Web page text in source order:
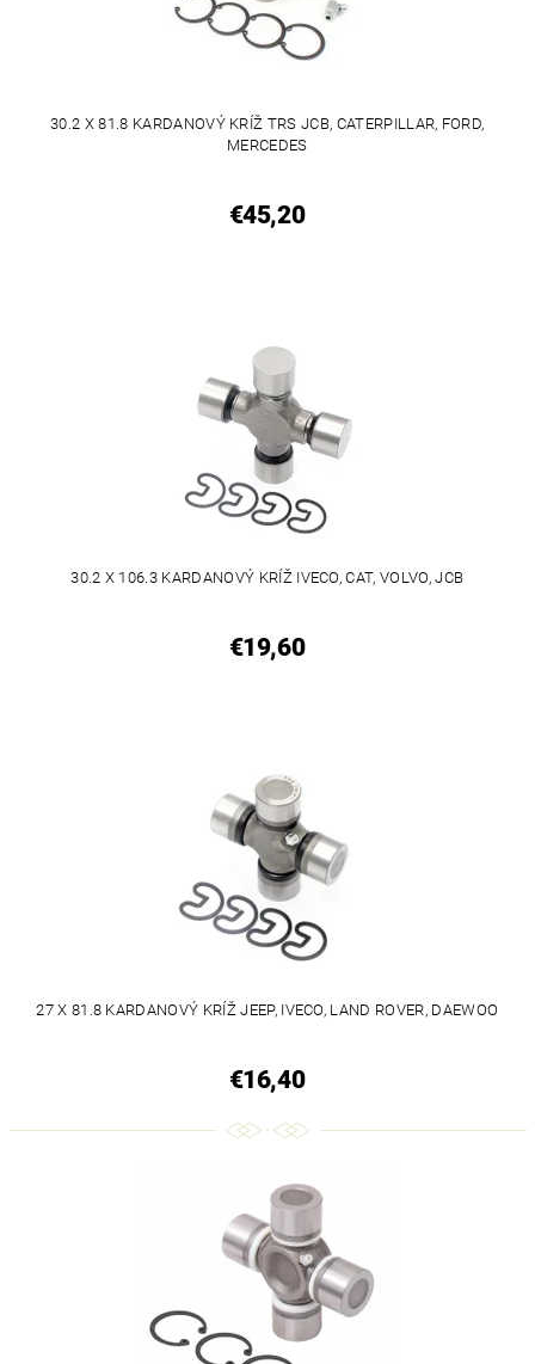
30.2 X 81.8 KARDANOVÝ KRÍŽ TRS JCB, CATERPILLAR, FORD,
MERCEDES
€45,20
30.2 X 106.3 KARDANOVÝ KRÍŽ IVECO, CAT, VOLVO, JCB
€19,60
27 X 81.8 KARDANOVÝ KRÍŽ JEEP, IVECO, LAND ROVER, DAEWOO
€16,40